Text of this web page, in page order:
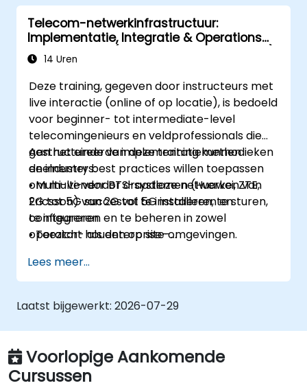
Telecom-netwerkinfrastructuur:
Implementatie, Integratie & Operations
Management (2G–5G & Enterprise Wi-Fi)
14 Uren
Deze training, gegeven door instructeurs met
live interactie (online of op locatie), is bedoeld
voor beginner- tot intermediate-level
telecomingenieurs en veldprofessionals die
gestructureerde implementatiemethodieken
en industry best practices willen toepassen
om multi-vendor draadloze netwerken van
2G tot 5G succesvol te installeren, te sturen,
te integreren en te beheren in zowel
operator- als enterprise-omgevingen.
Aan het einde van deze training kunnen
deelnemers:
• Multi-vendor BTS-systemen (Huawei, ZTE,
Ericsson) van 2G tot 5G installeren en
configureren.
• Toezicht houden op site-
transmissie-, stroomvoorzienings-, civiele en
core network-teams coördineren tijdens de
integratiefase.
• Telecomsites voorbereiden op de ATP
(Acceptance Test Procedure) en operator-
overdrachtprocessen beheren.
• Draadloze KPI's monitoren en cluster- en
regio-gebaseerde netwerkoperaties sturen
Lees meer...
Laatst bijgewerkt: 2026-07-29
Voorlopige Aankomende
Cursussen